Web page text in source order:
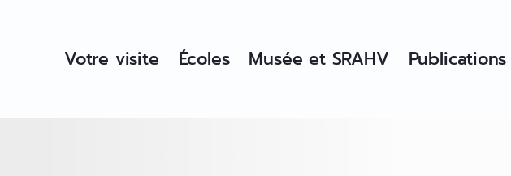
Votre visite Écoles Musée et SRAHV Publications